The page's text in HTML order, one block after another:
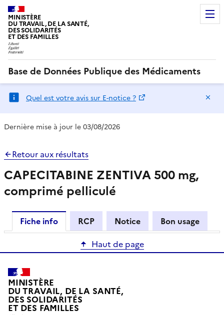
MINISTÈRE
DU TRAVAIL, DE LA SANTÉ,
DES SOLIDARITÉS
ET DES FAMILLES
Base de Données Publique des Médicaments
Quel est votre avis sur E-notice ?
Dernière mise à jour le 03/08/2026
Retour aux résultats
CAPECITABINE ZENTIVA 500 mg,
comprimé pelliculé
Fiche info RCP Notice
Bon usage
Haut de page
MINISTÈRE
DU TRAVAIL, DE LA SANTÉ,
DES SOLIDARITÉS
ET DES FAMILLES